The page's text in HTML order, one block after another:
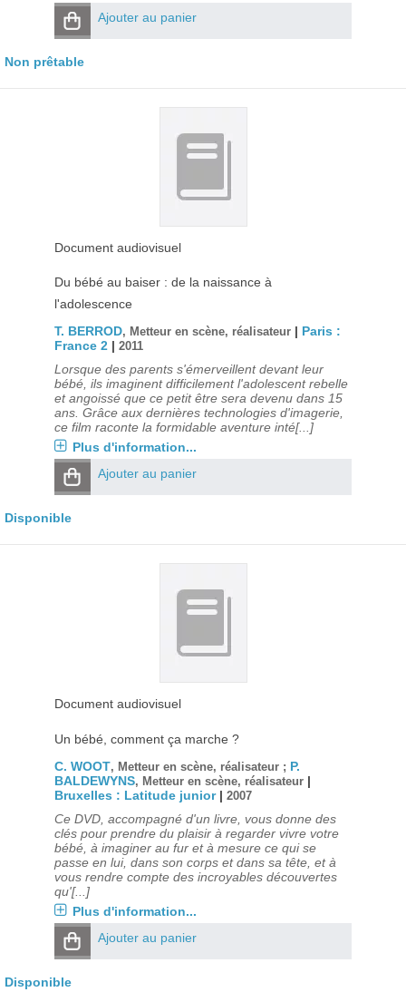
Ajouter au panier
Non prêtable
Document audiovisuel
Du bébé au baiser : de la naissance à
l'adolescence
T. BERROD, Metteur en scène, réalisateur | Paris :
France 2| 2011
Lorsque des parents s'émerveillent devant leur
bébé, ils imaginent difficilement l'adolescent rebelle
et angoissé que ce petit être sera devenu dans 15
ans. Grâce aux dernières technologies d'imagerie,
ce film raconte la formidable aventure inté[...]
Plus d'information...
Ajouter au panier
Disponible
Document audiovisuel
Un bébé, comment ça marche ?
C. WOOT, Metteur en scène, réalisateur ; P.
BALDEWYNS, Metteur en scène, réalisateur |
Bruxelles : Latitude junior| 2007
Ce DVD, accompagné d'un livre, vous donne des
clés pour prendre du plaisir à regarder vivre votre
bébé, à imaginer au fur et à mesure ce qui se
passe en lui, dans son corps et dans sa tête, et à
vous rendre compte des incroyables découvertes
qu'[...]
Plus d'information...
Ajouter au panier
Disponible